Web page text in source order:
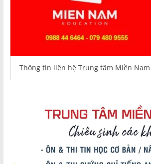
Thông tin liên hệ Trung tâm Miền Nam